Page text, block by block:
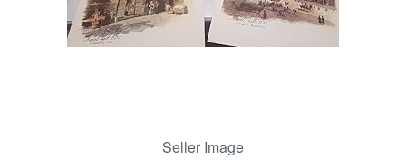
Start Selling
Seller Image